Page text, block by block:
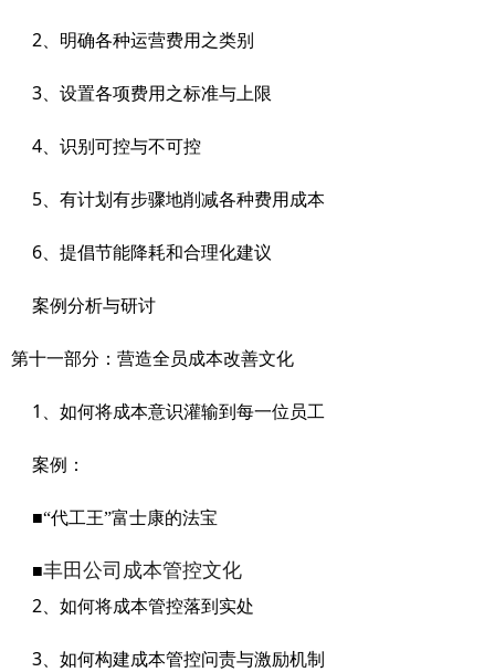
2 、明确各种运营费用之类别
3 、设置各项费用之标准与上限
4 、识别可控与不可控
5 、有计划有步骤地削减各种费用成本
6 、提倡节能降耗和合理化建议
案例分析与研讨
第十一部分：营造全员成本改善文化
1 、如何将成本意识灌输到每一位员工
案例：
■“代工王”富士康的法宝
■丰田公司成本管控文化
2 、如何将成本管控落到实处
3 、如何构建成本管控问责与激励机制